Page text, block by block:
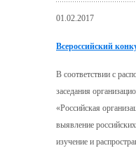
01.02.2017
Всероссийский
В соответствии с
заседания
«Российская
выявление
изучение и